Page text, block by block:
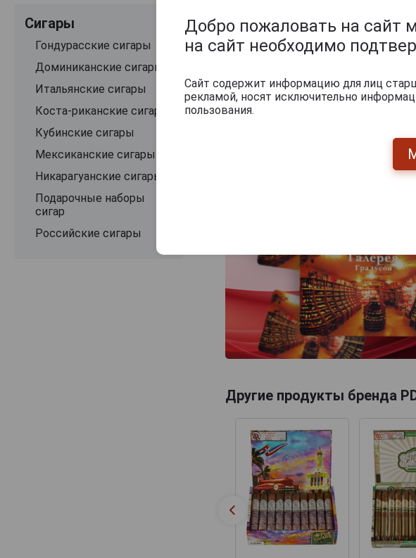
Сигары
Гондурасские сигары
Доминиканские сигары
Итальянские сигары
Коста-риканские сигары
Кубинские сигары
Мексиканские сигары
Никарагуанские сигары
Подарочные наборы
сигар
Российские сигары
Другие продукты бренда
Добро пожаловать на сайт
на сайт необходимо
Сайт содержит информацию для лиц
рекламой, носят исключительно
пользования.